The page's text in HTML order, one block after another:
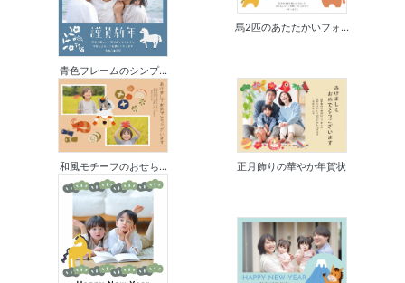
青色フレームのシンプ...
馬2匹のあたたかいフォ...
和風モチーフのおせち... 正月飾りの華やか年賀状